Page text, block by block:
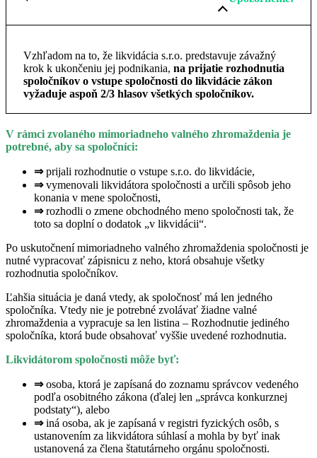
Vzhľadom na to, že likvidácia s.r.o. predstavuje závažný
krok k ukončeniu jej podnikania, na prijatie rozhodnutia
spoločníkov o vstupe spoločnosti do likvidácie zákon
vyžaduje aspoň 2/3 hlasov všetkých spoločníkov.
V rámci zvolaného mimoriadneho valného zhromaždenia je
potrebné, aby sa spoločníci:
⇒prijali rozhodnutie o vstupe s.r.o. do likvidácie,
⇒vymenovali likvidátora spoločnosti a určili spôsob jeho
konania v mene spoločnosti,
⇒rozhodli o zmene obchodného meno spoločnosti tak, že
toto sa doplní o dodatok „v likvidácii“.
Po uskutočnení mimoriadneho valného zhromaždenia spoločnosti je
nutné vypracovať zápisnicu z neho, ktorá obsahuje všetky
rozhodnutia spoločníkov.
Ľahšia situácia je daná vtedy, ak spoločnosť má len jedného
spoločníka. Vtedy nie je potrebné zvolávať žiadne valné
zhromaždenia a vypracuje sa len listina – Rozhodnutie jediného
spoločníka, ktorá bude obsahovať vyššie uvedené rozhodnutia.
Likvidátorom spoločnosti môže byť:
⇒osoba, ktorá je zapísaná do zoznamu správcov vedeného
podľa osobitného zákona (ďalej len „správca konkurznej
podstaty“), alebo
⇒iná osoba, ak je zapísaná v registri fyzických osôb, s
ustanovením za likvidátora súhlasí a mohla by byť inak
ustanovená za člena štatutárneho orgánu spoločnosti.